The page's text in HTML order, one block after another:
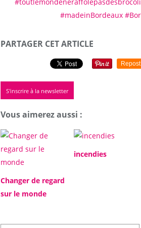
PARTAGER CET ARTICLE
Repost
S'inscrire à la newsletter
Vous aimerez aussi :
Changer de regard
sur le monde
incendies